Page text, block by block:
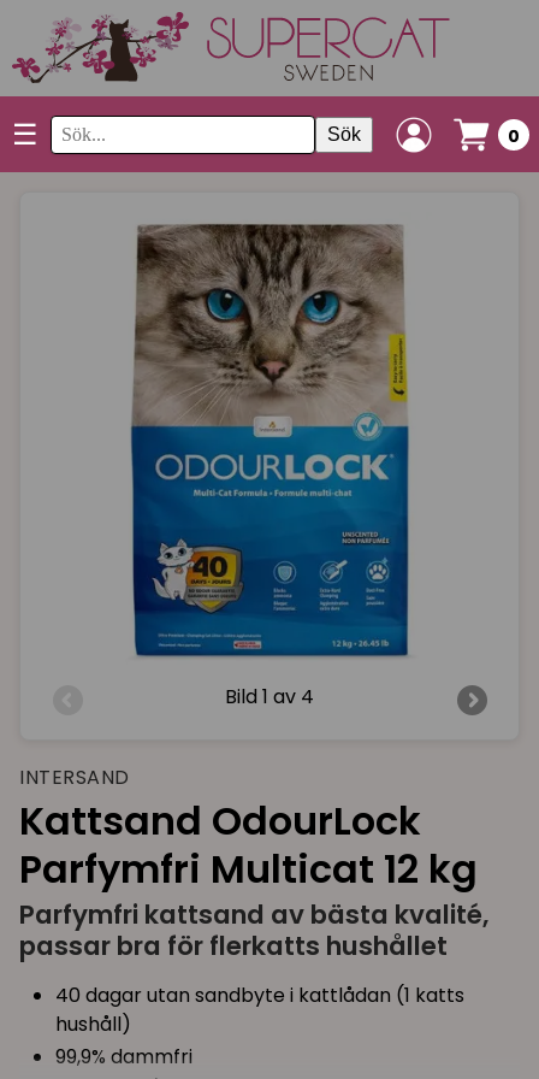
☰ Sök 0
Bild 1 av 4
INTERSAND
Kattsand OdourLock
Parfymfri Multicat 12 kg
Parfymfri kattsand av bästa kvalité,
passar bra för flerkatts hushållet
40 dagar utan sandbyte i kattlådan (1 katts
hushåll)
99,9% dammfri